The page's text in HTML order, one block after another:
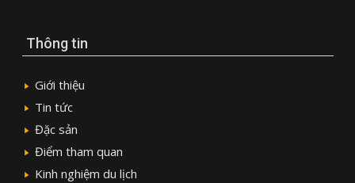
Thông tin
Giới thiệu
Tin tức
Đặc sản
Điểm tham quan
Kinh nghiệm du lịch